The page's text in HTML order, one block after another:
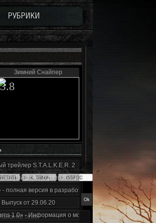
РУБРИКИ
Зимний Снайпер
3.8
трейлер S.T.A.L.K.E.R. 2
отчет о разработке!
полная версия в разработке!
от 29.06.20
1.0» - Информация о моде за июнь 2020